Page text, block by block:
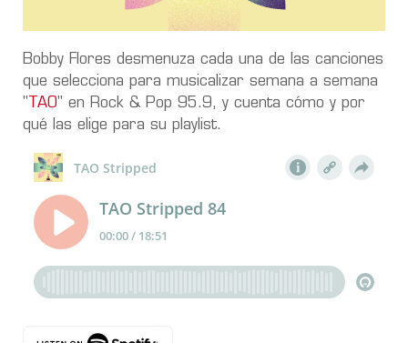
Bobby Flores desmenuza cada una de las canciones
que selecciona para musicalizar semana a semana
" TAO" en Rock & Pop 95.9, y cuenta cómo y por
qué las elige para su playlist.